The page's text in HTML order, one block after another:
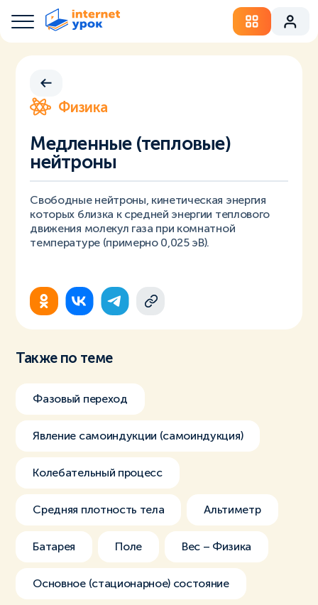
Физика
Медленные (тепловые)
нейтроны
Свободные нейтроны, кинетическая энергия
которых близка к средней энергии теплового
движения молекул газа при комнатной
температуре (примерно 0,025 эВ).
Также по теме
Фазовый переход
Явление самоиндукции (самоиндукция)
Колебательный процесс
Средняя плотность тела Альтиметр
Батарея Поле Вес – Физика
Основное (стационарное) состояние